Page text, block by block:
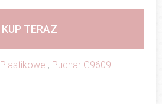
KUP TERAZ
Plastikowe , Puchar G9609